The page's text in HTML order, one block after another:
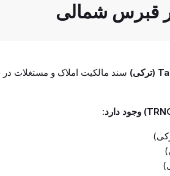
قبرس شمالی
سند مالکیت املاک و مستغلات